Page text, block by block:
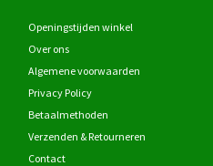
Openingstijden winkel
Over ons
Algemene voorwaarden
Privacy Policy
Betaalmethoden
Verzenden & Retourneren
Contact